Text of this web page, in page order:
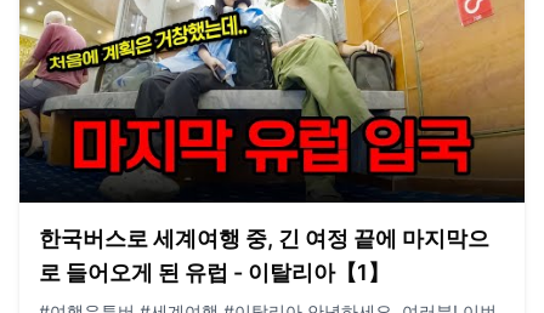
한국버스로 세계여행 중, 긴 여정 끝에 마지막으
로 들어오게 된 유럽 - 이탈리아【1】